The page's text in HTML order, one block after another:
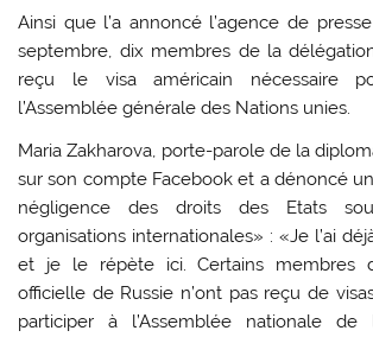
Ainsi que l’a annoncé l’agence de
septembre, dix membres de la
reçu le visa américain nécessaire
l’Assemblée générale des Nations unies.
Maria Zakharova, porte-parole de la
sur son compte Facebook et a dénoncé
négligence des droits des Etats
organisations internationales» : «Je l’ai
et je le répète ici. Certains membres
officielle de Russie n’ont pas reçu de
participer à l’Assemblée nationale de